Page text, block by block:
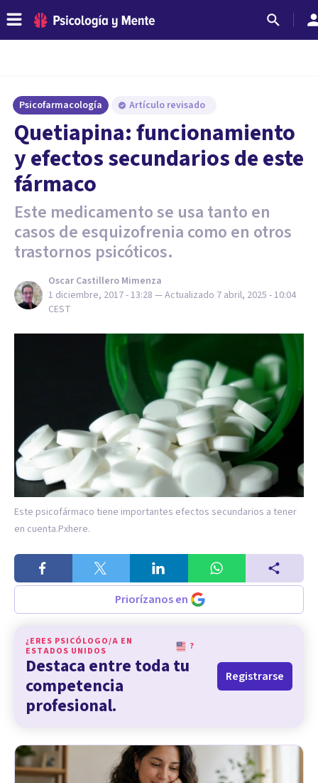
Psicofarmacología Artículo revisado
Quetiapina: funcionamiento
y efectos secundarios de este
fármaco
Este medicamento se usa tanto en
casos de esquizofrenia como en otros
trastornos psicóticos.
Oscar Castillero Mimenza
1 diciembre, 2017 - 13:28 — Actualizado 7 abril, 2025 - 10:04
CEST
Este psicofármaco tiene importantes efectos secundarios a tener
en cuenta.Pxhere.
Priorízanos en
¿ERES PSICÓLOGO/A EN
ESTADOS UNIDOS
?
Destaca entre toda tu
competencia
profesional.
Registrarse